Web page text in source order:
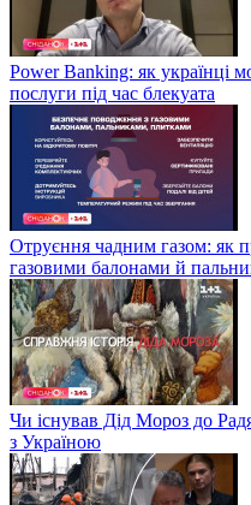
Power Banking: як українці
послуги під час блекуата
Отруєння чадним газом: як
газовими балонами й
Чи існував Дід Мороз до
з Україною